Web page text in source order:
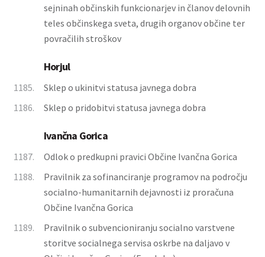
sejninah občinskih funkcionarjev in članov delovnih
teles občinskega sveta, drugih organov občine ter
povračilih stroškov
Horjul
1185.
Sklep o ukinitvi statusa javnega dobra
1186.
Sklep o pridobitvi statusa javnega dobra
Ivančna Gorica
1187.
Odlok o predkupni pravici Občine Ivančna Gorica
1188.
Pravilnik za sofinanciranje programov na področju
socialno-humanitarnih dejavnosti iz proračuna
Občine Ivančna Gorica
1189.
Pravilnik o subvencioniranju socialno varstvene
storitve socialnega servisa oskrbe na daljavo v